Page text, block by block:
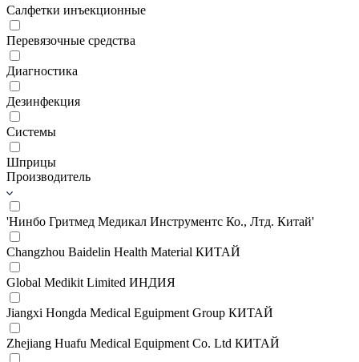
Салфетки инъекционные
Перевязочные средства
Диагностика
Дезинфекция
Системы
Шприцы
Производитель
'Нинбо Гритмед Медикал Инструментс Ко., Лтд. Китай'
Changzhou Baidelin Health Material КИТАЙ
Global Medikit Limited ИНДИЯ
Jiangxi Hongda Medical Eguipment Group КИТАЙ
Zhejiang Huafu Medical Equipment Co. Ltd КИТАЙ